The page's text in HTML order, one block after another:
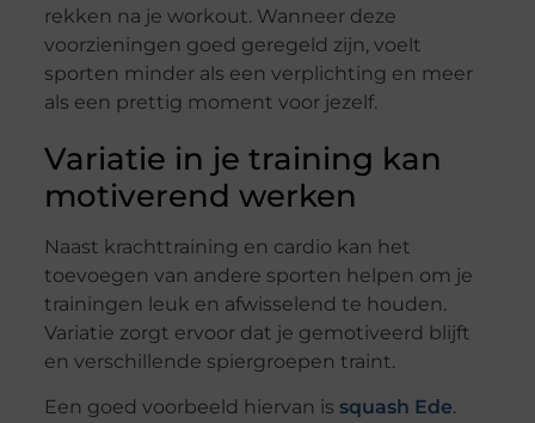
rekken na je workout. Wanneer deze
voorzieningen goed geregeld zijn, voelt
sporten minder als een verplichting en meer
als een prettig moment voor jezelf.
Variatie in je training kan
motiverend werken
Naast krachttraining en cardio kan het
toevoegen van andere sporten helpen om je
trainingen leuk en afwisselend te houden.
Variatie zorgt ervoor dat je gemotiveerd blijft
en verschillende spiergroepen traint.
Een goed voorbeeld hiervan is squash Ede.